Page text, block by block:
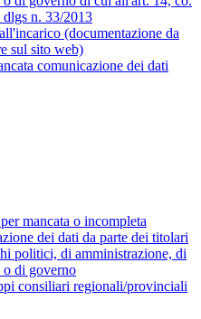
dlgs n. 33/2013
(documentazione da
sul sito web)
comunicazione dei dati
mancata o incompleta
dei dati da parte dei titolari
politici, di amministrazione, di
o di governo
consiliari regionali/provinciali